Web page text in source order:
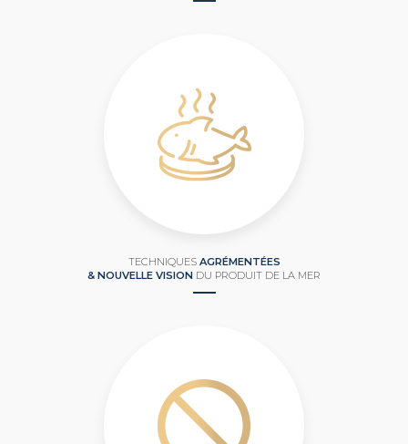
TECHNIQUES AGRÉMENTÉES
& NOUVELLE VISION DU PRODUIT DE LA MER